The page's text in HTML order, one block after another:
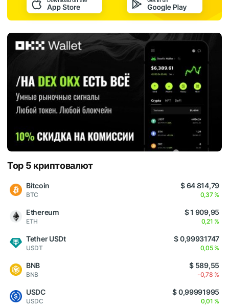
Top 5 криптовалют
Bitcoin
BTC
$ 64 814,79
0,37 %
Ethereum
ETH
$ 1 909,95
0,21 %
Tether USDt
USDT
$ 0,99931747
0,05 %
BNB
BNB
$ 589,55
-0,78 %
USDC
USDC
$ 0,99991995
0,01 %